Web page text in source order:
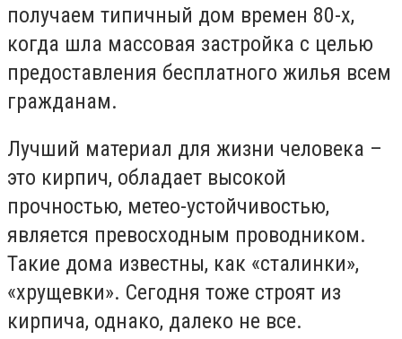
получаем типичный дом времен 80-х,
когда шла массовая застройка с целью
предоставления бесплатного жилья всем
гражданам.
Лучший материал для жизни человека –
это кирпич, обладает высокой
прочностью, метео-устойчивостью,
является превосходным проводником.
Такие дома известны, как «сталинки»,
«хрущевки». Сегодня тоже строят из
кирпича, однако, далеко не все.